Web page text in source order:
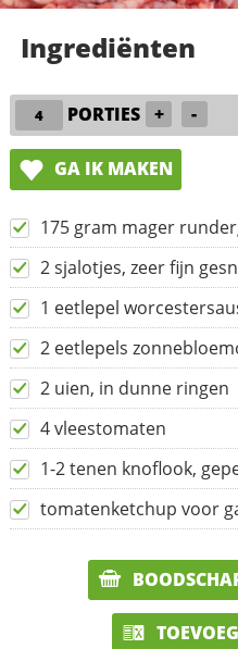
Ingrediënten
PORTIES + -
GA IK MAKEN
175 gram mager
2 sjalotjes, zeer fijn
1 eetlepel
2 eetlepels
2 uien, in dunne ringen
4 vleestomaten
1-2 tenen knoflook,
tomatenketchup voor